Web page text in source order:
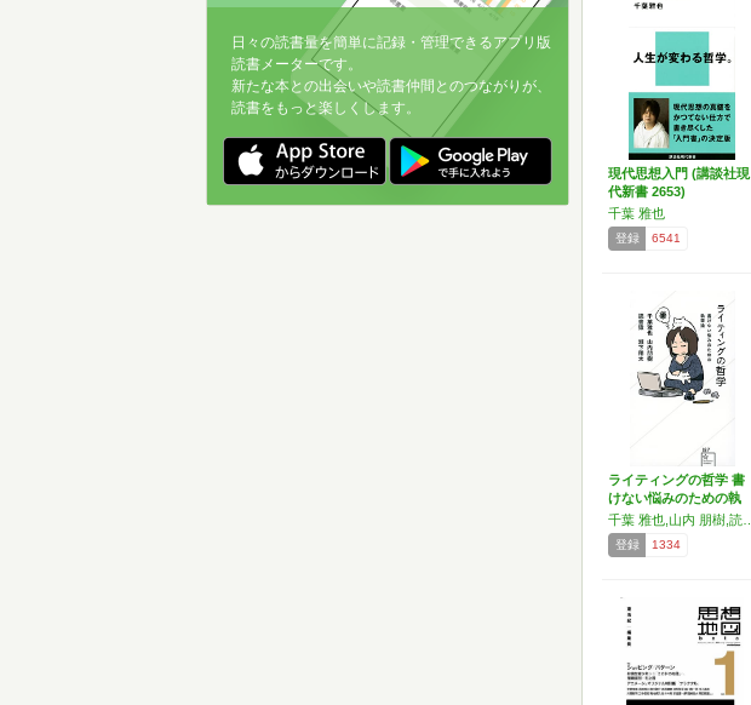
現代思想入門 (講談社現
代新書 2653)
千葉 雅也
登録 6541
ライティングの哲学 書
けない悩みのための執
筆…
登録 1334
日々の読書量を簡単に記録・管理できるアプリ版
読書メーターです。
新たな本との出会いや読書仲間とのつながりが、
読書をもっと楽しくします。